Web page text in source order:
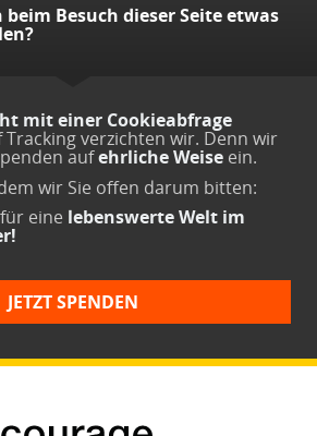
beim Besuch dieser Seite etwas
mit einer Cookieabfrage
Tracking verzichten wir. Denn wir
aufehrliche Weise ein.
wir Sie offen darum bitten:
für eine lebenswerte Welt im
JETZT SPENDEN